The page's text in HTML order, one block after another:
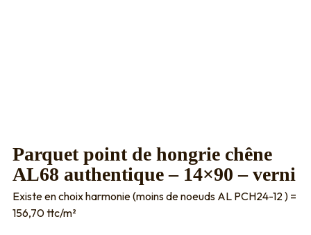
Parquet point de hongrie chêne
AL68 authentique – 14×90 – verni
Existe en choix harmonie (moins de noeuds AL PCH24-12 ) =
156,70 ttc/m²